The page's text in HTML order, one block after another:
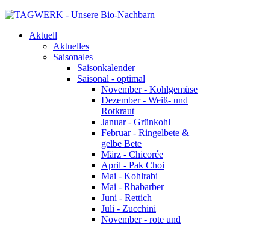
Aktuell
Aktuelles
Saisonales
Saisonkalender
Saisonal - optimal
November - Kohlgemüse
Dezember - Weiß- und
Rotkraut
Januar - Grünkohl
Februar - Ringelbete &
gelbe Bete
März - Chicorée
April - Pak Choi
Mai - Kohlrabi
Mai - Rhabarber
Juni - Rettich
Juli - Zucchini
November - rote und